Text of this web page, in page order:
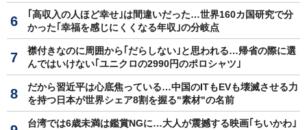
｢高収入の人ほど幸せ｣は間違いだった…世界160カ国研究で分
かった｢幸福を感じにくくなる年収｣の分岐点
襟付きなのに周囲から｢だらしない｣と思われる…帰省の際に選
んではいけない｢ユニクロの2990円のポロシャツ｣
だから習近平は心底焦っている…中国のITもEVも壊滅させる力
を持つ日本が世界シェア8割を握る"素材"の名前
台湾では6歳未満は鑑賞NGに…大人が震撼する映画｢ちいかわ｣